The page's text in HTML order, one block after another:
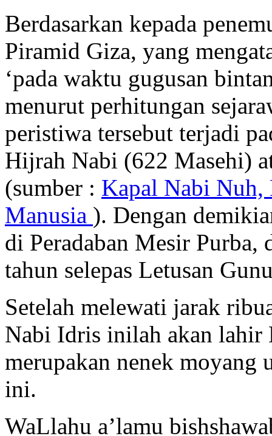
Berdasarkan kepada
Piramid Giza, yang
‘pada waktu gugusan
menurut perhitungan
peristiwa tersebut terjadi
Hijrah Nabi (622 Masehi)
(sumber : Kapal Nabi Nuh,
Manusia ). Dengan
di Peradaban Mesir
tahun selepas Letusan
Setelah melewati jarak
Nabi Idris inilah akan lahir
merupakan nenek moyang
ini.
WaLlahu a’lamu